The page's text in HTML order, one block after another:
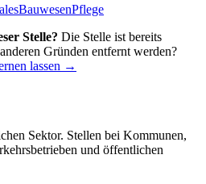
BauwesenPflege
Stelle? Die Stelle ist bereits
Gründen entfernt werden?
lassen →
Sektor. Stellen bei Kommunen,
und öffentlichen